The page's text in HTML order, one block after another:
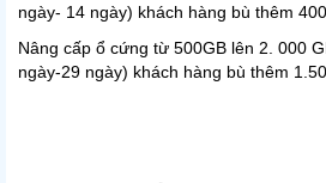
ngày- 14 ngày) khách hàng bù thêm
Nâng cấp ổ cứng từ 500GB lên 2. 000
ngày-29 ngày) khách hàng bù thêm